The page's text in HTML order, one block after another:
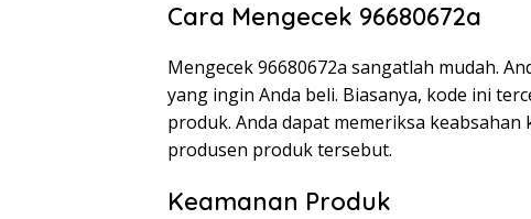
Cara Mengecek 96680672a
Mengecek 96680672a sangatlah mudah.
yang ingin Anda beli. Biasanya, kode ini
produk. Anda dapat memeriksa
produsen produk tersebut.
Keamanan Produk